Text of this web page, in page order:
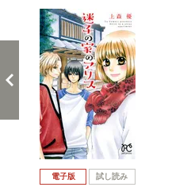
電子版 試し読み